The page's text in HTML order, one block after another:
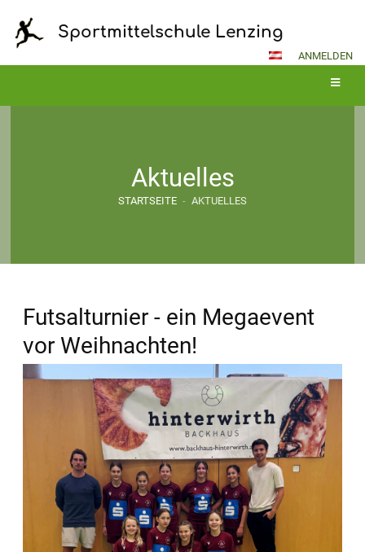
Sportmittelschule Lenzing
ANMELDEN
Aktuelles
STARTSEITE - AKTUELLES
Futsalturnier - ein Megaevent
vor Weihnachten!